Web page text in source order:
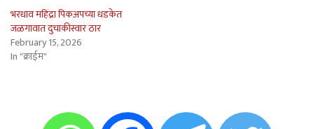
भरधाव महिंद्रा पिकअपच्या धडकेत
जळगावात दुचाकीस्वार ठार
February 15, 2026
In "क्राईम"